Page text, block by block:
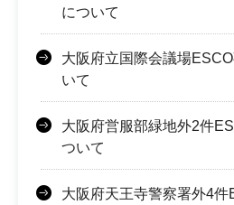
について
大阪府立国際会議場
いて
大阪府営服部緑地外2件
ついて
大阪府天王寺警察署外4